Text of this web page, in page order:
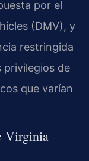
por el
(DMV), y
restringida
privilegios de
que varían
Virginia